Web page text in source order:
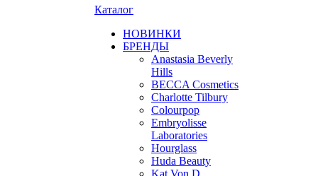
Каталог
НОВИНКИ
БРЕНДЫ
Anastasia Beverly
Hills
BECCA Cosmetics
Charlotte Tilbury
Colourpop
Embryolisse
Laboratories
Hourglass
Huda Beauty